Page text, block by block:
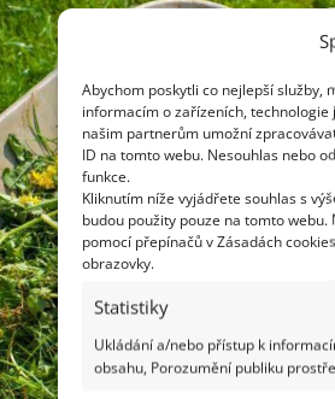
Abychom poskytli co nejlepší služby,
informacím o zařízeních,
našim partnerům umožní
ID na tomto webu. Nesouhlas nebo
funkce.
Kliknutím níže vyjádřete souhlas s
budou použity pouze na tomto
pomocí přepínačů v Zásadách
obrazovky.
Statistiky
Ukládání a/nebo přístup k
obsahu, Porozumění publiku